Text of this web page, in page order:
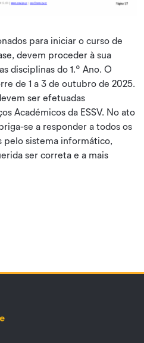
para iniciar o curso de
devem proceder à sua
disciplinas do 1.º Ano. O
de 1 a 3 de outubro de 2025.
ser efetuadas
Académicos da ESSV. No ato
se a responder a todos os
pelo sistema informático,
ser correta e a mais